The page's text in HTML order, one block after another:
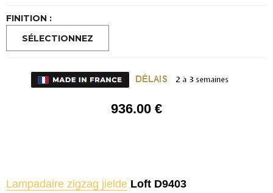
FINITION :
936.00 €
Lampadaire zigzag jielde Loft D9403